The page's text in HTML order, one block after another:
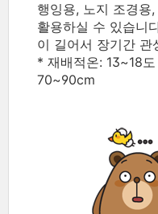
행잉용, 노지 조경용
활용하실 수 있습니
이 길어서 장기간 관
* 재배적온: 13~18
70~90cm